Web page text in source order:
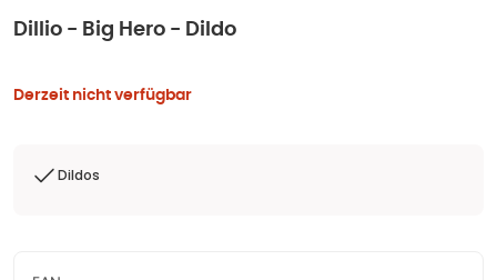
Dillio - Big Hero - Dildo
Derzeit nicht verfügbar
Dildos